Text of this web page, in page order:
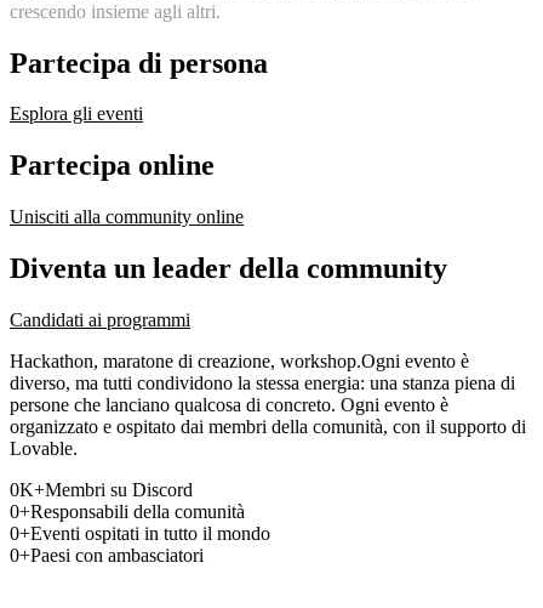
crescendo insieme agli altri.
Partecipa di persona
Esplora gli eventi
Partecipa online
Unisciti alla community online
Diventa un leader della community
Candidati ai programmi
Hackathon, maratone di creazione, workshop.Ogni evento è
diverso, ma tutti condividono la stessa energia: una stanza piena di
persone che lanciano qualcosa di concreto. Ogni evento è
organizzato e ospitato dai membri della comunità, con il supporto di
Lovable.
0K+Membri su Discord
0+Responsabili della comunità
0+Eventi ospitati in tutto il mondo
0+Paesi con ambasciatori